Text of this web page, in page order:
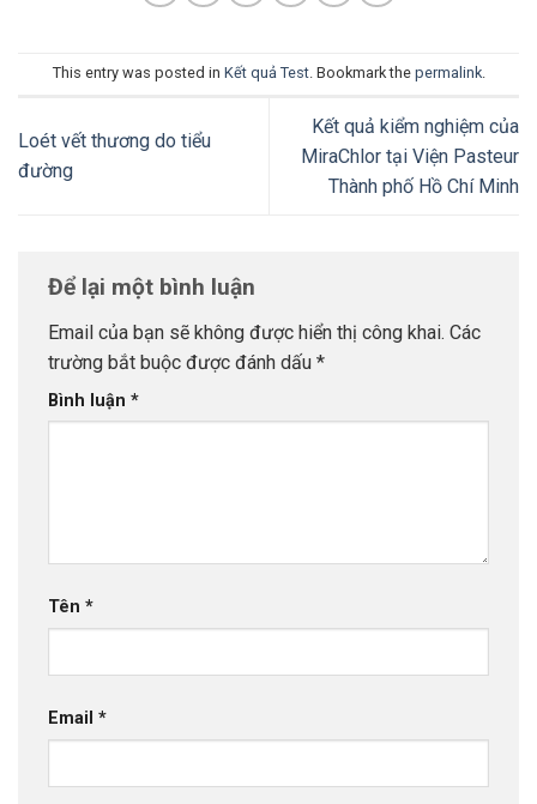
This entry was posted in Kết quả Test. Bookmark the permalink.
Loét vết thương do tiểu
đường
Kết quả kiểm nghiệm của
MiraChlor tại Viện Pasteur
Thành phố Hồ Chí Minh
Để lại một bình luận
Email của bạn sẽ không được hiển thị công khai. Các
trường bắt buộc được đánh dấu *
Bình luận *
Tên *
Email *